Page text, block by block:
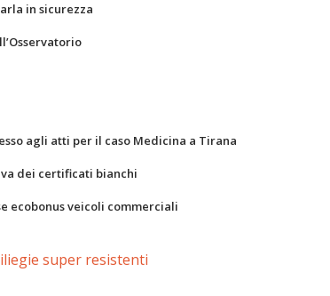
in sicurezza
agli atti per il caso Medicina a Tirana
dei certificati bianchi
ecobonus veicoli commerciali
super resistenti